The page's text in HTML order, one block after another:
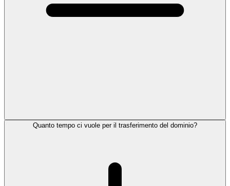
Quanto tempo ci vuole per il trasferimento del dominio?